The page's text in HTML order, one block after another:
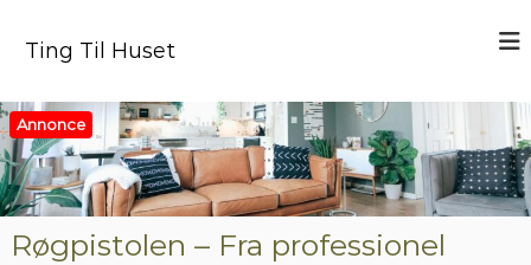
r
e
t
i
l
Ting Til Huset
Annonce
Røgpistolen – Fra professionel